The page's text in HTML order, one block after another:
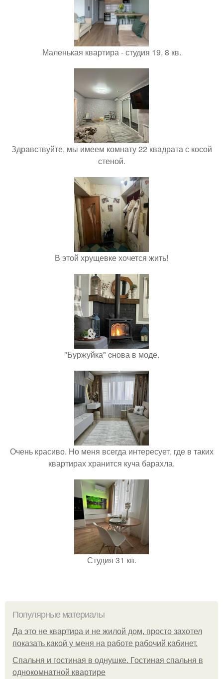
Маленькая квартира - студия 19, 8 кв.
Здравствуйте, мы имеем комнату 22 квадрата с косой
стеной.
В этой хрущевке хочется жить!
"Буржуйка" cнова в моде.
Очень красиво. Но меня всегда интересует, где в таких
квартирах хранится куча барахла.
Студия 31 кв.
Популярные материалы
Да это не квартира и не жилой дом, просто захотел
показать какой у меня на работе рабочий кабинет.
Спальня и гостиная в однушке. Гостиная спальня в
однокомнатной квартире